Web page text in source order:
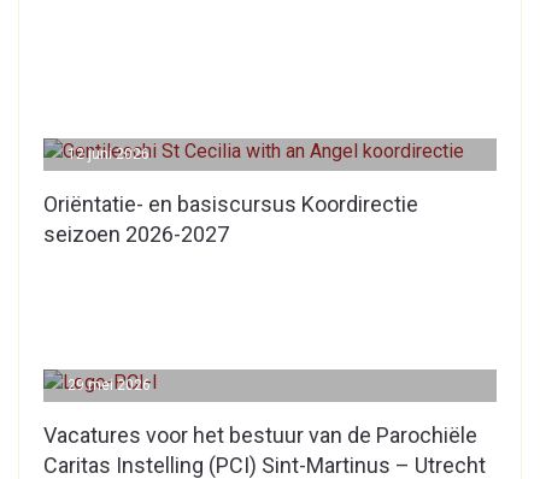
Oriëntatie- en basiscursus Koordirectie
seizoen 2026-2027
12 juni 2026
Vacatures voor het bestuur van de Parochiële
Caritas Instelling (PCI) Sint-Martinus – Utrecht
29 mei 2026